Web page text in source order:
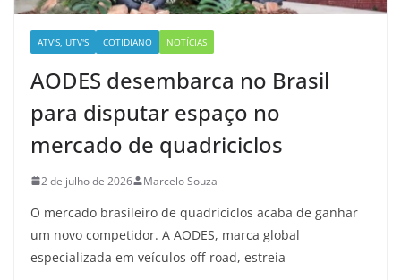
ATV'S, UTV'S COTIDIANO NOTÍCIAS
AODES desembarca no Brasil
para disputar espaço no
mercado de quadriciclos
2 de julho de 2026 Marcelo Souza
O mercado brasileiro de quadriciclos acaba de ganhar
um novo competidor. A AODES, marca global
especializada em veículos off-road, estreia